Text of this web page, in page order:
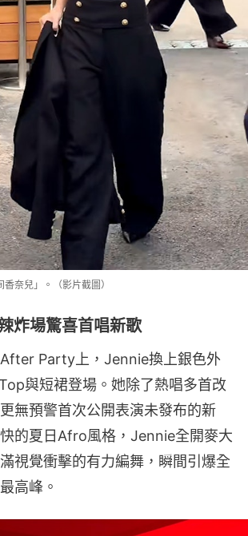
奈兒」。（影片截圖）
炸場驚喜首唱新歌
Party上，Jennie換上銀色外
與短裙登場。她除了熱唱多首改
無預警首次公開表演未發布的新
的夏日Afro風格，Jennie全開麥大
視覺衝擊的有力編舞，瞬間引爆全
高峰。